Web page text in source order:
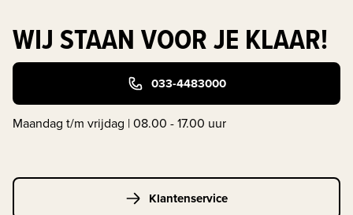
WIJ STAAN VOOR JE KLAAR!
033-4483000
Maandag t/m vrijdag | 08.00 - 17.00 uur
Klantenservice